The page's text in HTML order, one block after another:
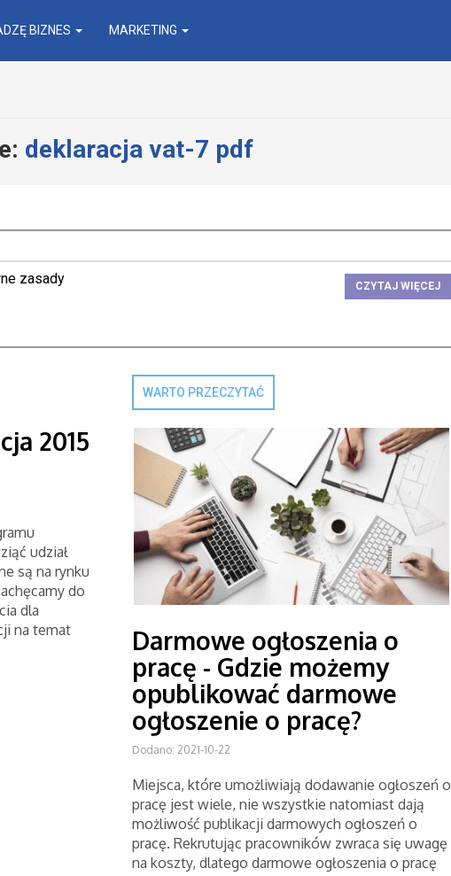
BIZNES MARKETING
deklaracja vat-7 pdf
zasady CZYTAJ WIĘCEJ
2015
udział
są na rynku
do
dla
na temat
WARTO PRZECZYTAĆ
Darmowe ogłoszenia o
pracę - Gdzie możemy
opublikować darmowe
ogłoszenie o pracę?
Dodano: 2021-10-22
Miejsca, które umożliwiają dodawanie ogłoszeń o
pracę jest wiele, nie wszystkie natomiast dają
możliwość publikacji darmowych ogłoszeń o
pracę. Rekrutując pracowników zwraca się uwagę
na koszty, dlatego darmowe ogłoszenia o pracę